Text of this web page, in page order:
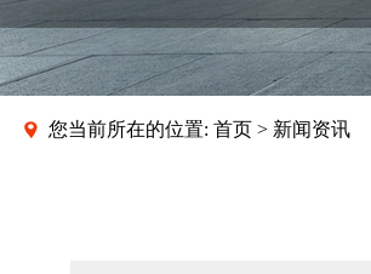
您当前所在的位置: 首页 > 新闻资讯